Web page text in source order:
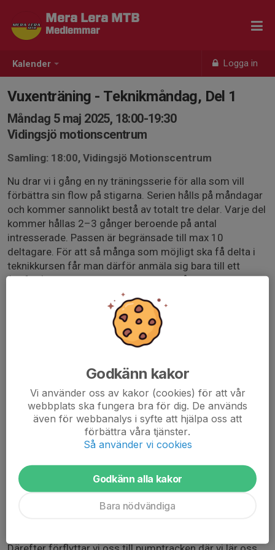
Kalender Logga in
Mera Lera MTB
Medlemmar
Vuxenträning - Teknikmåndag, Del 1
Måndag 5 maj 2025, 18:00-19:30
Vidingsjö motionscentrum
Samling: 18:00, Vidingsjö Motionscentrum
Nu drar vi i gång en ny träningsserie för alla som vill
förbättra sin flow på stigarna. Serien hålls på måndagar
och kommer sannolikt bestå av totalt tre delar. Varje del
kommer hållas 2–3 gånger beroende på antal
intresserade. Passen är begränsade till max 10
deltagare. För att så många som möjligt ska få delta i
teknikkursen får man därför anmäla sig bara till ett
(valfritt) pass per lektion, dvs 1 pass på ”del 1”, ett pass
Alla övningarna går att anpassa utifrån var och ens
förmåga men det är en fördel om man någorlunda klarar
att ta sig runt gula banan.
Obs: Stor fördel om man under övningarna ha möjlighet
att sänka sadeln, antingen med dropper post eller
manuellt med insexnyckel. Platta pedaler
rekommenderas, men det funkar även att köra ”iklickad”
om man föredrar det.
Del 1: ”Ju mer kroppsvikt desto större fördel!”
Under första passet pratar vi om hur cykeln rör sig i
förhållande till den egna kroppen (eller snarare hur den
ska röra sig) och vi övar på att använda kroppsvikten till
Godkänn kakor
Vi använder oss av kakor (cookies) för att vår
webbplats ska fungera bra för dig. De används
även för webbanalys i syfte att hjälpa oss att
förbättra våra tjänster.
Så använder vi cookies
Godkänn alla kakor
Bara nödvändiga